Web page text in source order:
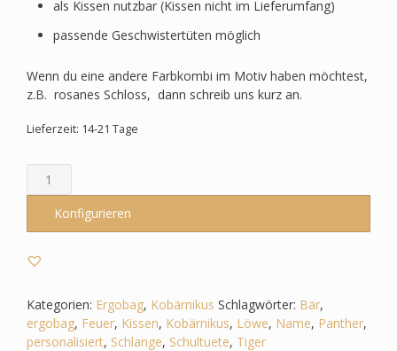
als Kissen nutzbar (Kissen nicht im Lieferumfang)
passende Geschwistertüten möglich
Wenn du eine andere Farbkombi im Motiv haben möchtest,
z.B. rosanes Schloss, dann schreib uns kurz an.
Lieferzeit: 14-21 Tage
Schultüte
passend
Ergobag
Kobärnikus
Wildtiere,
Panther,
Tiger,
Konfigurieren
Kategorien: Ergobag, Kobärnikus Schlagwörter: Bär,
ergobag, Feuer, Kissen, Kobärnikus, Löwe, Name, Panther,
personalisiert, Schlange, Schultuete, Tiger